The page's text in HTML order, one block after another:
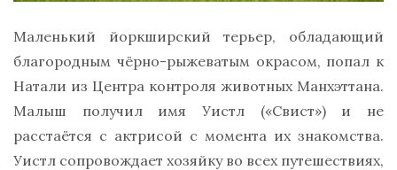
Маленький йоркширский терьер, обладающий
благородным чёрно-рыжеватым окрасом, попал к
Натали из Центра контроля животных Манхэттана.
Малыш получил имя Уистл («Свист») и не
расстаётся с актрисой с момента их знакомства.
Уистл сопровождает хозяйку во всех путешествиях,